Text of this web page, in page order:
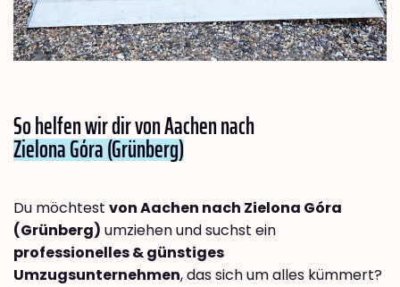
So helfen wir dir von Aachen nach
Zielona Góra (Grünberg)
Du möchtest von Aachen nach Zielona Góra
(Grünberg) umziehen und suchst ein
professionelles & günstiges
Umzugsunternehmen, das sich um alles kümmert?